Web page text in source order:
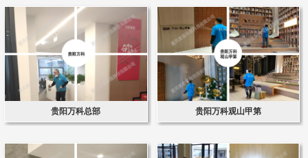
贵阳万科总部 贵阳万科观山甲第